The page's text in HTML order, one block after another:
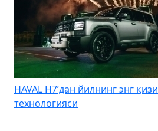
Kia Uzbekistan – Kia Sonet
бошланадиган муддатли